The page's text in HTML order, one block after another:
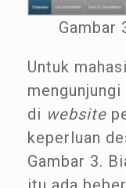
Gambar
Untuk
di website
keperluan
Gambar 3.